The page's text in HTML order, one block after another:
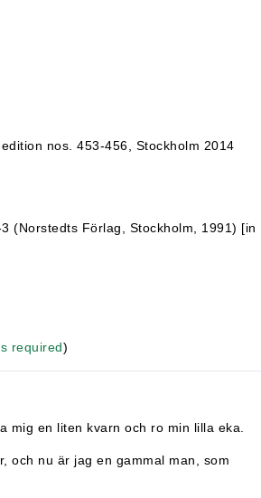
nos. 453-456, Stockholm 2014
3 (Norstedts Förlag, Stockholm, 1991) [in
required)
mig en liten kvarn och ro min lilla eka.
och nu är jag en gammal man, som